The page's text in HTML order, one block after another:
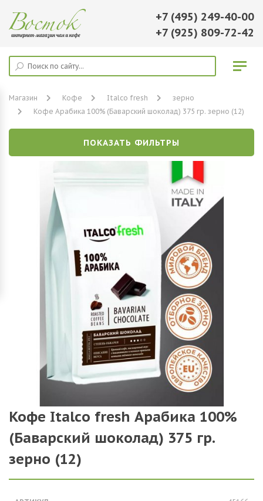
+7 (495) 249-40-00
+7 (925) 809-72-42
Магазин Кофе Italco fresh
зерно
Кофе Арабика 100% (Баварский шоколад) 375 гр. зерно (12)
ПОКАЗАТЬ ФИЛЬТРЫ
Кофе Italco fresh Арабика 100%
(Баварский шоколад) 375 гр.
зерно (12)